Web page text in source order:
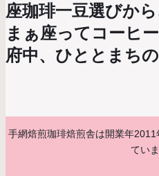
座珈琲一豆選びか
まぁ座ってコーヒ
府中、ひととまちの
手網焙煎珈琲焙煎舎は開業年
ていま